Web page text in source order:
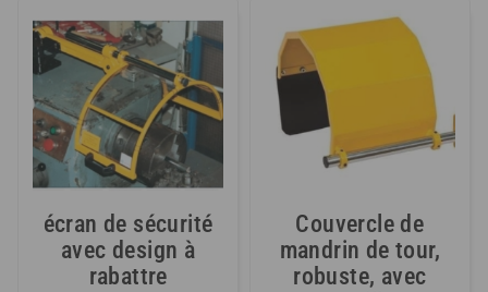
écran de sécurité
avec design à
rabattre
Couvercle de
mandrin de tour,
robuste, avec